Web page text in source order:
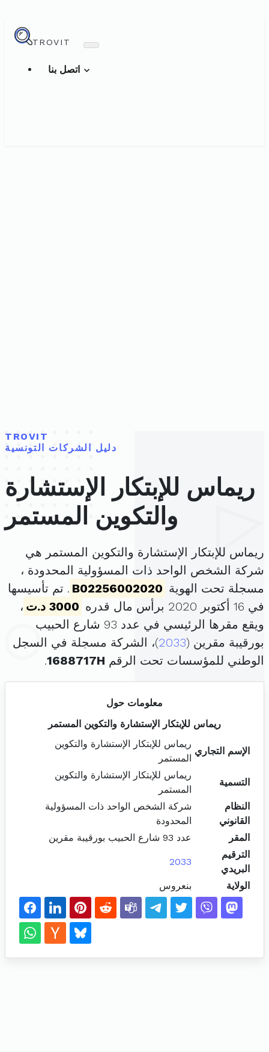
TROVIT
TROVIT
دليل الشركات التونسية
ريماس للإبتكار الإستشارة
والتكوين المستمر
ريماس للإبتكار الإستشارة والتكوين المستمر هي
شركة الشخص الواحد ذات المسؤولية المحدودة ،
مسجلة تحت الهوية B02256002020 . تم تأسيسها
في 16 أكتوبر 2020 برأس مال قدره
3000 د.ت
،
ويقع مقرها الرئيسي في عدد 93 شارع الحبيب
بورقيبة مقرين (2033)، الشركة مسجلة في السجل
الوطني للمؤسسات تحت الرقم 1688717H
.
معلومات حول
ريماس للإبتكار الإستشارة والتكوين المستمر
الإسم التجاري
ريماس للإبتكار الإستشارة والتكوين
المستمر
التسمية
ريماس للإبتكار الإستشارة والتكوين
المستمر
النظام
القانوني
شركة الشخص الواحد ذات المسؤولية
المحدودة
المقر
عدد 93 شارع الحبيب بورقيبة مقرين
الترقيم
البريدي
2033
الولاية بنعروس